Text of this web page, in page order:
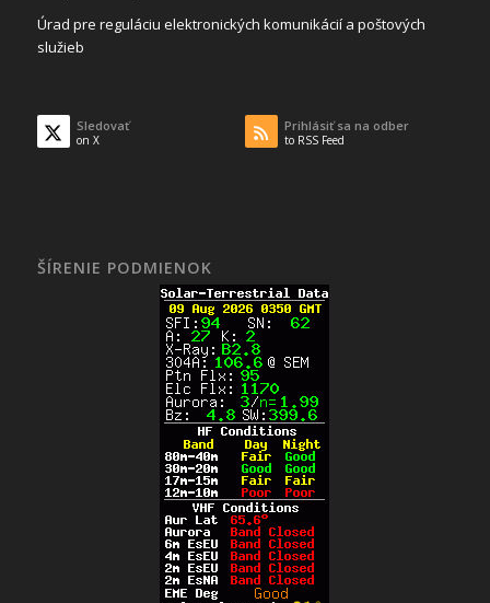
Úrad pre reguláciu elektronických komunikácií a poštových
služieb
Sledovať
on X
Prihlásiť sa na odber
to RSS Feed
ŠÍRENIE PODMIENOK